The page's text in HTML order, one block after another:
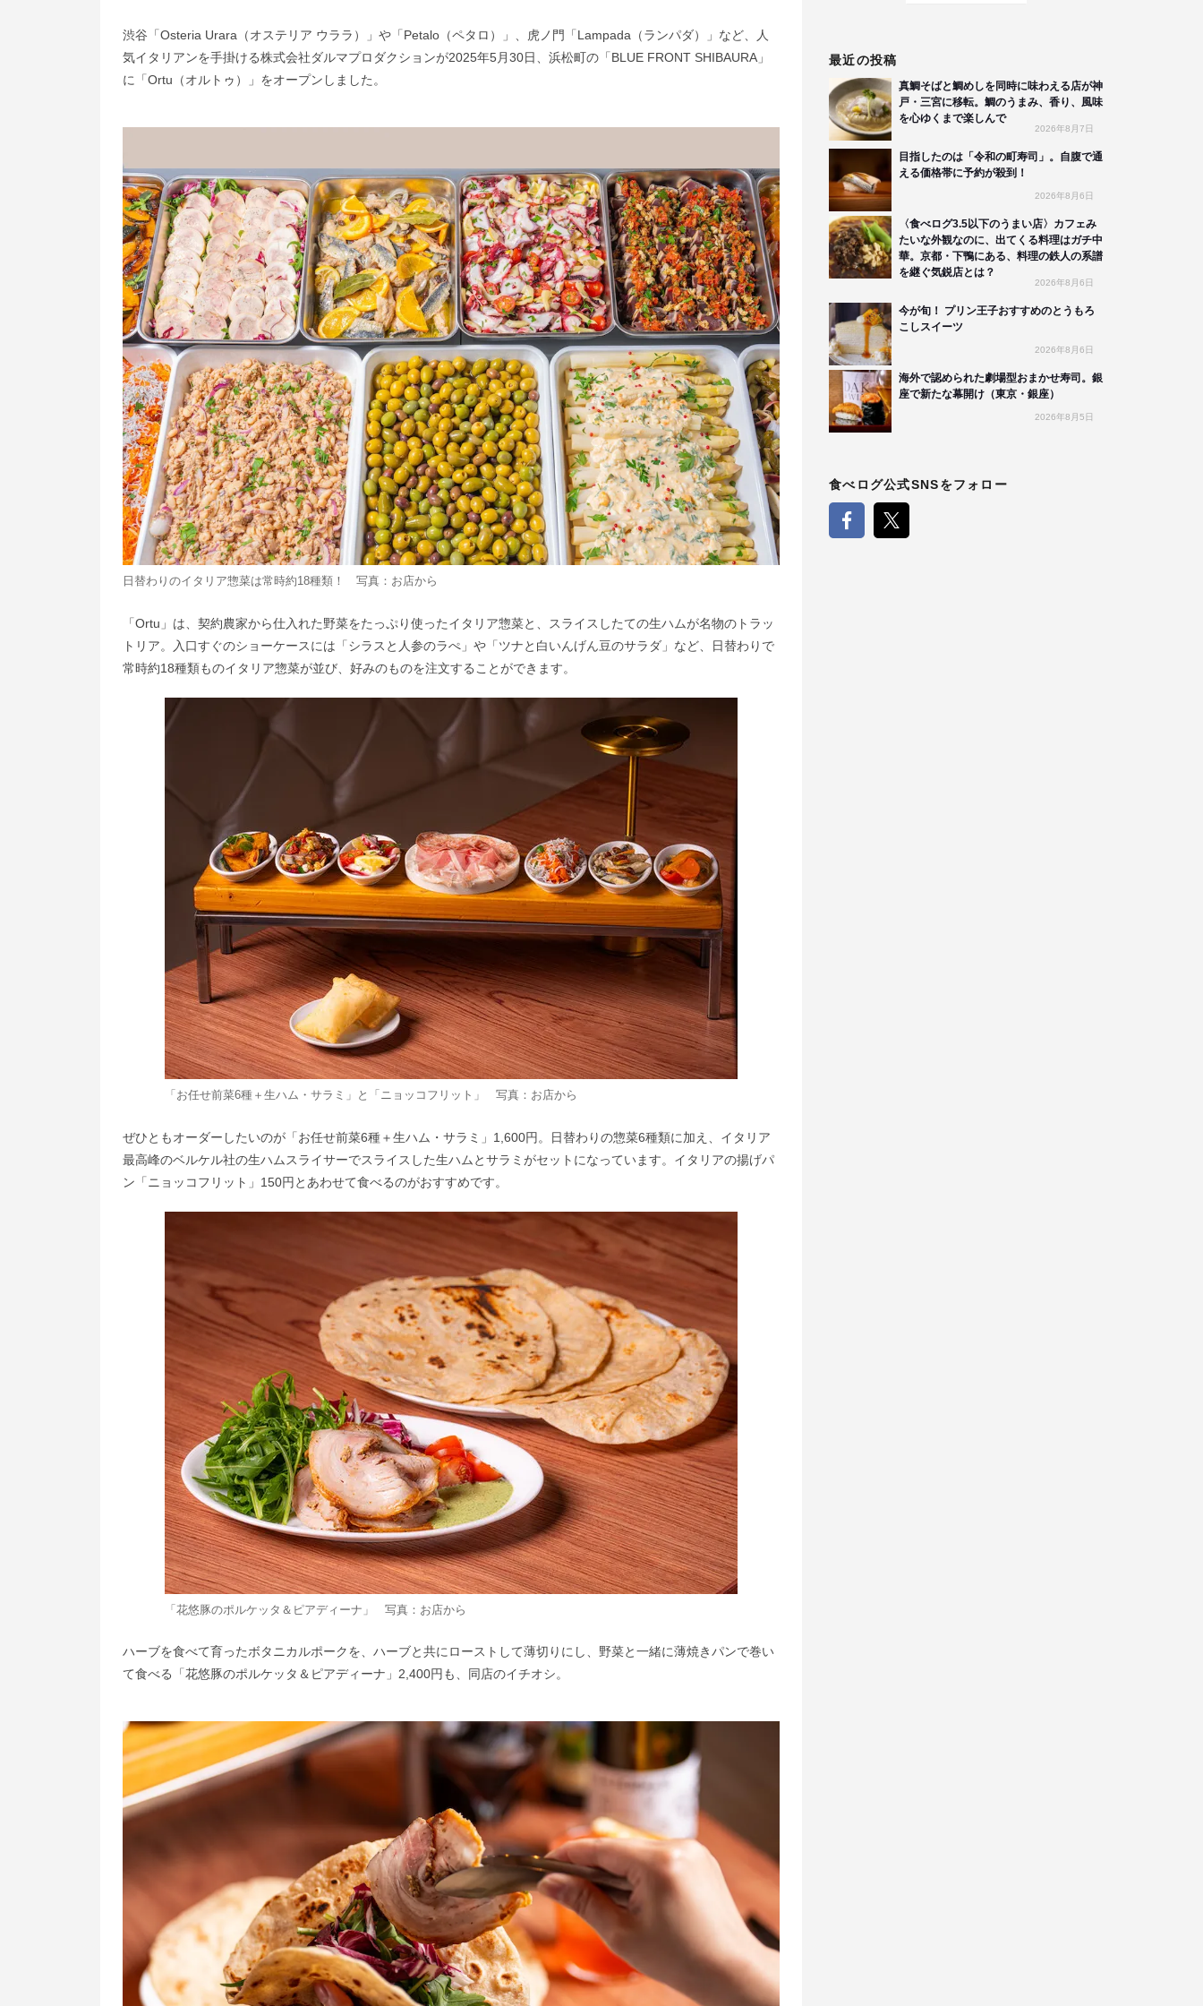
渋谷「Osteria Urara（オステリア ウララ）」や「Petalo（ペタロ）」、虎ノ門「Lampada（ランパダ）」など、人
気イタリアンを手掛ける株式会社ダルマプロダクションが2025年5月30日、浜松町の「BLUE FRONT SHIBAURA」
に「Ortu（オルトゥ）」をオープンしました。
日替わりのイタリア惣菜は常時約18種類！ 写真：お店から
「Ortu」は、契約農家から仕入れた野菜をたっぷり使ったイタリア惣菜と、スライスしたての⽣ハムが名物のトラッ
トリア。入口すぐのショーケースには「シラスと人参のラぺ」や「ツナと白いんげん豆のサラダ」など、日替わりで
常時約18種類ものイタリア惣菜が並び、好みのものを注文することができます。
「お任せ前菜6種＋生ハム・サラミ」と「ニョッコフリット」 写真：お店から
ぜひともオーダーしたいのが「お任せ前菜6種＋生ハム・サラミ」1,600円。日替わりの惣菜6種類に加え、イタリア
最⾼峰のベルケル社の⽣ハムスライサーでスライスした生ハムとサラミがセットになっています。イタリアの揚げパ
ン「ニョッコフリット」150円とあわせて食べるのがおすすめです。
「花悠豚のポルケッタ＆ピアディーナ」 写真：お店から
ハーブを食べて育ったボタニカルポークを、ハーブと共にローストして薄切りにし、野菜と一緒に薄焼きパンで巻い
て食べる「花悠豚のポルケッタ＆ピアディーナ」2,400円も、同店のイチオシ。
最近の投稿
真鯛そばと鯛めしを同時に味わえる店が神
戸・三宮に移転。鯛のうまみ、香り、風味
を心ゆくまで楽しんで
2026年8月7日
目指したのは「令和の町寿司」。自腹で通
える価格帯に予約が殺到！
2026年8月6日
〈食べログ3.5以下のうまい店〉カフェみ
たいな外観なのに、出てくる料理はガチ中
華。京都・下鴨にある、料理の鉄人の系譜
を継ぐ気鋭店とは？
2026年8月6日
今が旬！ プリン王子おすすめのとうもろ
こしスイーツ
2026年8月6日
海外で認められた劇場型おまかせ寿司。銀
座で新たな幕開け（東京・銀座）
2026年8月5日
食べログ公式SNSをフォロー